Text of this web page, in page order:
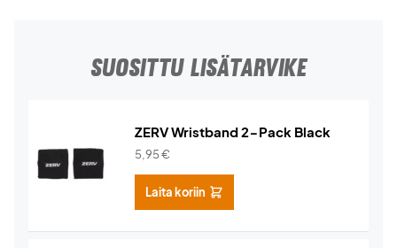
SUOSITTU LISÄTARVIKE
ZERV Wristband 2-Pack Black
5,95€
Laita koriin